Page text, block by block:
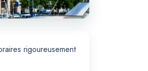
rigoureusement